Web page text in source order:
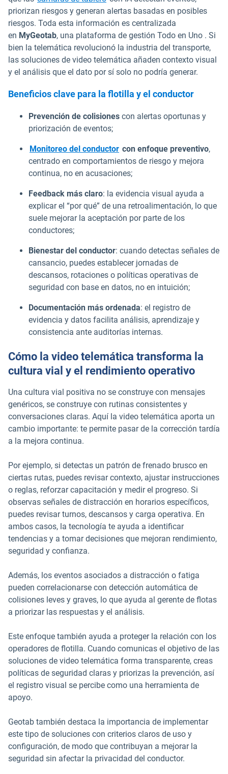
priorizan riesgos y generan alertas basadas en posibles
riesgos. Toda esta información es centralizada
en MyGeotab, una plataforma de gestión Todo en Uno . Si
bien la telemática revolucionó la industria del transporte,
las soluciones de video telemática añaden contexto visual
y el análisis que el dato por sí solo no podría generar.
Beneficios clave para la flotilla y el conductor
Prevención de colisiones con alertas oportunas y
priorización de eventos;
Monitoreo del conductor con enfoque preventivo,
centrado en comportamientos de riesgo y mejora
continua, no en acusaciones;
Feedback más claro: la evidencia visual ayuda a
explicar el “por qué” de una retroalimentación, lo que
suele mejorar la aceptación por parte de los
conductores;
Bienestar del conductor: cuando detectas señales de
cansancio, puedes establecer jornadas de
descansos, rotaciones o políticas operativas de
seguridad con base en datos, no en intuición;
Documentación más ordenada: el registro de
evidencia y datos facilita análisis, aprendizaje y
consistencia ante auditorías internas.
Cómo la video telemática transforma la
cultura vial y el rendimiento operativo
Una cultura vial positiva no se construye con mensajes
genéricos, se construye con rutinas consistentes y
conversaciones claras. Aquí la video telemática aporta un
cambio importante: te permite pasar de la corrección tardía
a la mejora continua.
Por ejemplo, si detectas un patrón de frenado brusco en
ciertas rutas, puedes revisar contexto, ajustar instrucciones
o reglas, reforzar capacitación y medir el progreso. Si
observas señales de distracción en horarios específicos,
puedes revisar turnos, descansos y carga operativa. En
ambos casos, la tecnología te ayuda a identificar
tendencias y a tomar decisiones que mejoran rendimiento,
seguridad y confianza.
Además, los eventos asociados a distracción o fatiga
pueden correlacionarse con detección automática de
colisiones leves y graves, lo que ayuda al gerente de flotas
a priorizar las respuestas y el análisis.
Este enfoque también ayuda a proteger la relación con los
operadores de flotilla. Cuando comunicas el objetivo de las
soluciones de video telemática forma transparente, creas
políticas de seguridad claras y priorizas la prevención, así
el registro visual se percibe como una herramienta de
apoyo.
Geotab también destaca la importancia de implementar
este tipo de soluciones con criterios claros de uso y
configuración, de modo que contribuyan a mejorar la
seguridad sin afectar la privacidad del conductor.